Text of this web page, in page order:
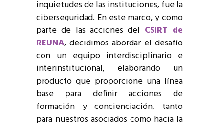
inquietudes de las instituciones, fue la
ciberseguridad. En este marco, y como
parte de las acciones del CSIRT de
REUNA, decidimos abordar el desafío
con un equipo interdisciplinario e
interinstitucional, elaborando un
producto que proporcione una línea
base para definir acciones de
formación y concienciación, tanto
para nuestros asociados como hacia la